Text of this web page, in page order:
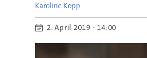
Karoline Kopp
2. April 2019 - 14:00